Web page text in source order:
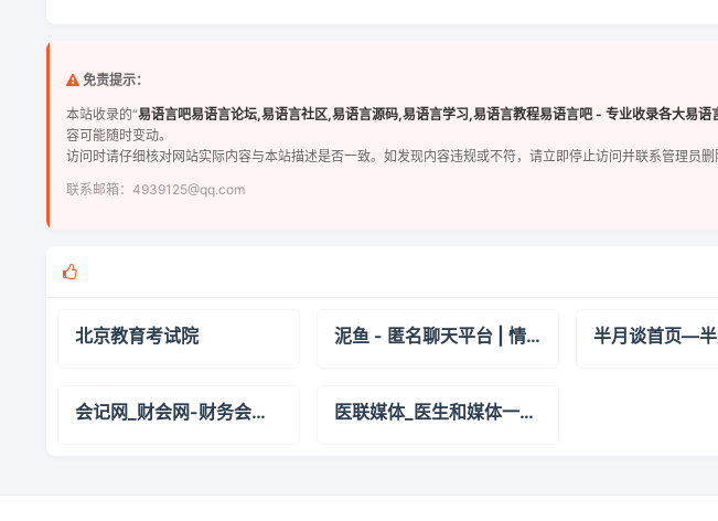
免责提示：
本站收录的“易语言吧易语言论坛,易语言社区,易语言源码,易语言学习,易语言教程易语言吧 - 专业收录各大易语
容可能随时变动。
访问时请仔细核对网站实际内容与本站描述是否一致。如发现内容违规或不符，请立即停止访问并联系管理员
联系邮箱：4939125@qq.com
北京教育考试院 泥鱼 - 匿名聊天平台 | 情感树洞 | 在线交流社区 半月谈首页—半
会记网_财会网-财务会计人的网上学习家园（会计网上学习,会计网上培训）,会计网校战略合作伙伴, 医联媒体_医生和媒体一起打造的媒体平台